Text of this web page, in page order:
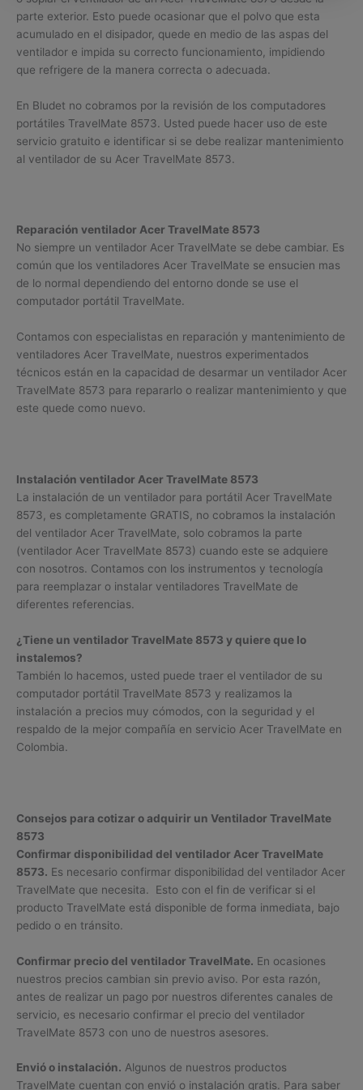
parte exterior. Esto puede ocasionar que el polvo que esta
acumulado en el disipador, quede en medio de las aspas del
ventilador e impida su correcto funcionamiento, impidiendo
que refrigere de la manera correcta o adecuada.
En Bludet no cobramos por la revisión de los computadores
portátiles TravelMate 8573. Usted puede hacer uso de este
servicio gratuito e identificar si se debe realizar mantenimiento
al ventilador de su Acer TravelMate 8573.
Reparación ventilador Acer TravelMate 8573
No siempre un ventilador Acer TravelMate se debe cambiar. Es
común que los ventiladores Acer TravelMate se ensucien mas
de lo normal dependiendo del entorno donde se use el
computador portátil TravelMate.
Contamos con especialistas en reparación y mantenimiento de
ventiladores Acer TravelMate, nuestros experimentados
técnicos están en la capacidad de desarmar un ventilador Acer
TravelMate 8573 para repararlo o realizar mantenimiento y que
este quede como nuevo.
Instalación ventilador Acer TravelMate 8573
La instalación de un ventilador para portátil Acer TravelMate
8573, es completamente GRATIS, no cobramos la instalación
del ventilador Acer TravelMate, solo cobramos la parte
(ventilador Acer TravelMate 8573) cuando este se adquiere
con nosotros. Contamos con los instrumentos y tecnología
para reemplazar o instalar ventiladores TravelMate de
diferentes referencias.
¿Tiene un ventilador TravelMate 8573 y quiere que lo
instalemos?
También lo hacemos, usted puede traer el ventilador de su
computador portátil TravelMate 8573 y realizamos la
instalación a precios muy cómodos, con la seguridad y el
respaldo de la mejor compañía en servicio Acer TravelMate en
Colombia.
Consejos para cotizar o adquirir un Ventilador TravelMate
8573
Confirmar disponibilidad del ventilador Acer TravelMate
8573. Es necesario confirmar disponibilidad del ventilador Acer
TravelMate que necesita. Esto con el fin de verificar si el
producto TravelMate está disponible de forma inmediata, bajo
pedido o en tránsito.
Confirmar precio del ventilador TravelMate. En ocasiones
nuestros precios cambian sin previo aviso. Por esta razón,
antes de realizar un pago por nuestros diferentes canales de
servicio, es necesario confirmar el precio del ventilador
TravelMate 8573 con uno de nuestros asesores.
Envió o instalación. Algunos de nuestros productos
TravelMate cuentan con envió o instalación gratis. Para saber